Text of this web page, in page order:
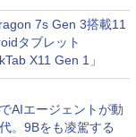
7s Gen 3搭載11
タブレット
X11 Gen 1」
AIエージェントが動
。9Bをも凌駕する